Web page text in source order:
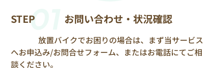
STEP01
お問い合わせ・状況確認
放置バイクでお困りの場合は、まず当サービス
へお申込み/お問合せフォーム、またはお電話にてご相
談ください。